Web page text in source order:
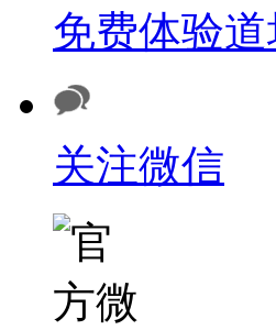
免费体验道
关注微信